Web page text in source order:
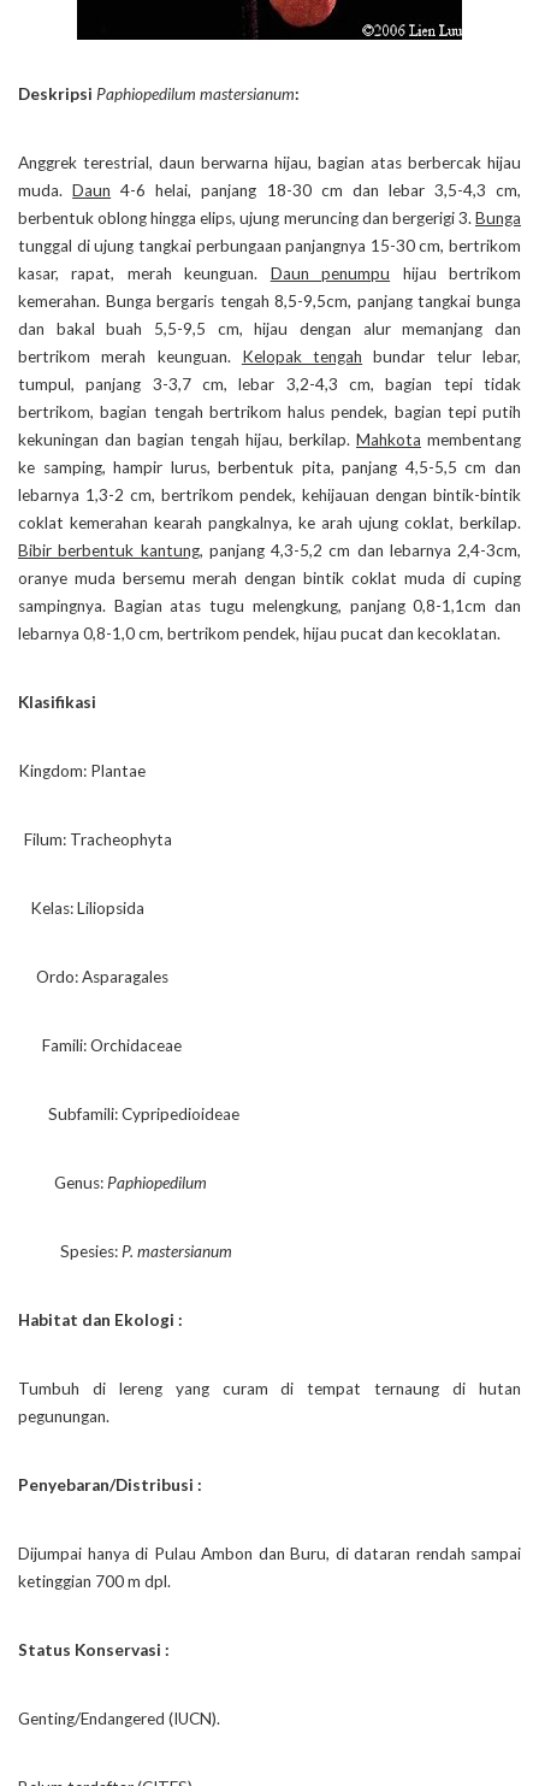
Deskripsi Paphiopedilum mastersianum:
Anggrek terestrial, daun berwarna hijau, bagian atas berbercak hijau
muda.Daun 4-6 helai, panjang 18-30 cm dan lebar 3,5-4,3 cm,
berbentuk oblong hingga elips, ujung meruncing dan bergerigi 3.Bunga
tunggal di ujung tangkai perbungaan panjangnya 15-30 cm, bertrikom
kasar, rapat, merah keunguan. Daun penumpu hijau bertrikom
kemerahan. Bunga bergaris tengah 8,5-9,5cm, panjang tangkai bunga
dan bakal buah 5,5-9,5 cm, hijau dengan alur memanjang dan
bertrikom merah keunguan. Kelopak tengah bundar telur lebar,
tumpul, panjang 3-3,7 cm, lebar 3,2-4,3 cm, bagian tepi tidak
bertrikom, bagian tengah bertrikom halus pendek, bagian tepi putih
kekuningan dan bagian tengah hijau, berkilap. Mahkota membentang
ke samping, hampir lurus, berbentuk pita, panjang 4,5-5,5 cm dan
lebarnya 1,3-2 cm, bertrikom pendek, kehijauan dengan bintik-bintik
coklat kemerahan kearah pangkalnya, ke arah ujung coklat, berkilap.
Bibir berbentuk kantung, panjang 4,3-5,2 cm dan lebarnya 2,4-3cm,
oranye muda bersemu merah dengan bintik coklat muda di cuping
sampingnya. Bagian atas tugu melengkung, panjang 0,8-1,1cm dan
lebarnya 0,8-1,0 cm, bertrikom pendek, hijau pucat dan kecoklatan.
Klasifikasi
Kingdom: Plantae
Filum: Tracheophyta
Kelas: Liliopsida
Ordo: Asparagales
Famili: Orchidaceae
Subfamili: Cypripedioideae
Genus:Paphiopedilum
Spesies:P. mastersianum
Habitat dan Ekologi :
Tumbuh di lereng yang curam di tempat ternaung di hutan
pegunungan.
Penyebaran/Distribusi :
Dijumpai hanya di Pulau Ambon dan Buru, di dataran rendah sampai
ketinggian 700 m dpl.
Status Konservasi :
Genting/Endangered (IUCN).